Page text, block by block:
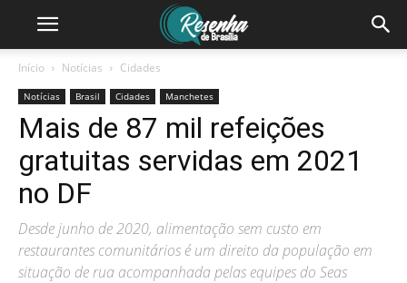
Início Notícias Cidades
Notícias Brasil Cidades Manchetes
Mais de 87 mil refeições
gratuitas servidas em 2021
no DF
Desde junho de 2020, alimentação sem custo em
restaurantes comunitários é um direito da população em
situação de rua acompanhada pelas equipes do Seas